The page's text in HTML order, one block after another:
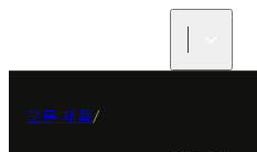
모든 제품/